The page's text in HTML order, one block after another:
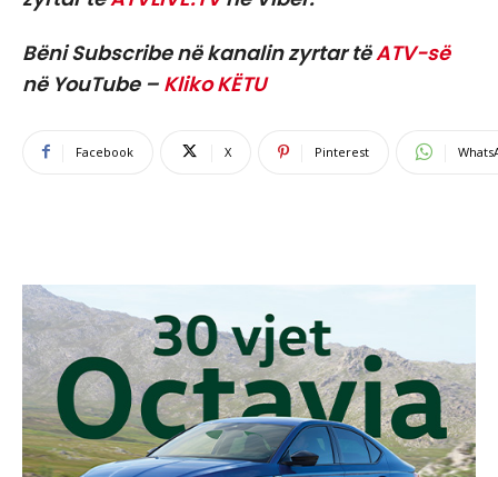
Bëni Subscribe në kanalin zyrtar tëATV-së
në YouTube – Kliko KËTU
Facebook X Pinterest